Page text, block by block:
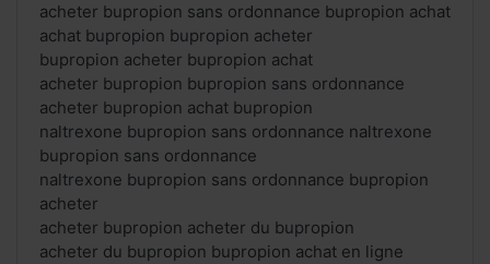
acheter bupropion sans ordonnance bupropion achat
achat bupropion bupropion acheter
bupropion acheter bupropion achat
acheter bupropion bupropion sans ordonnance
acheter bupropion achat bupropion
naltrexone bupropion sans ordonnance naltrexone
bupropion sans ordonnance
naltrexone bupropion sans ordonnance bupropion
acheter
acheter bupropion acheter du bupropion
acheter du bupropion bupropion achat en ligne